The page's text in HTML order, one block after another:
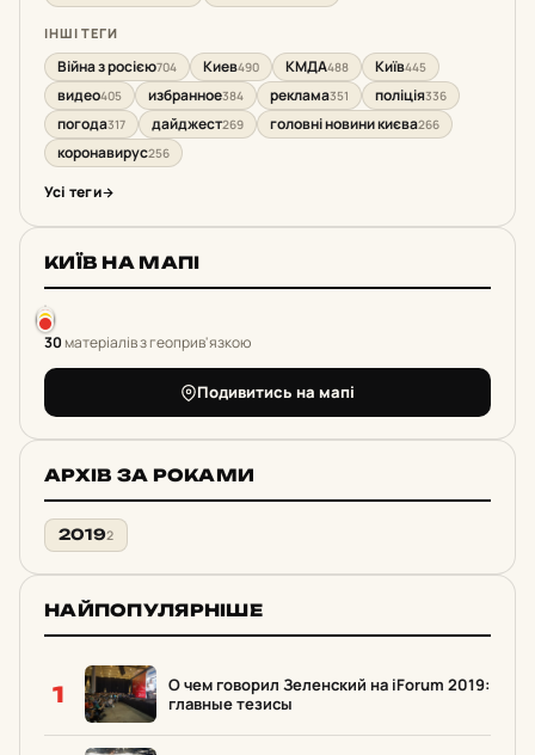
ІНШІ ТЕГИ
Війна з росією704 Киев490 КМДА488 Київ445
видео405 избранное384 реклама351 поліція336
погода317 дайджест269 головні новини києва266
коронавирус256
Усі теги
КИЇВ НА МАПІ
30матеріалів з геоприв'язкою
Подивитись на мапі
АРХІВ ЗА РОКАМИ
20192
НАЙПОПУЛЯРНІШЕ
1
О чем говорил Зеленский на iForum 2019:
главные тезисы